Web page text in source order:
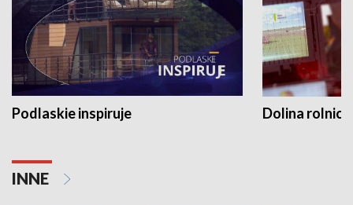
Podlaskie inspiruje Dolina
INNE